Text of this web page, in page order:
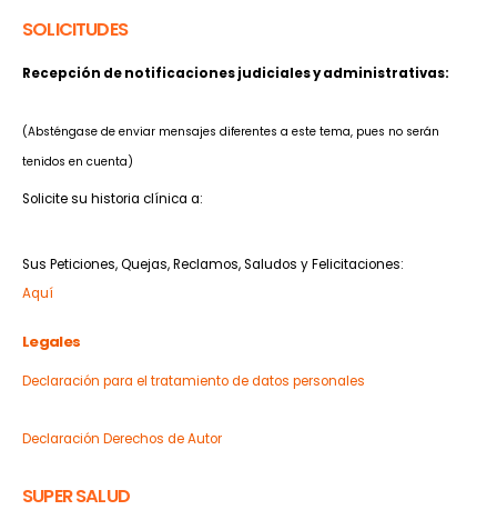
SOLICITUDES
Recepción de notificaciones judiciales y administrativas:
(Absténgase de enviar mensajes diferentes a este tema, pues no serán
tenidos en cuenta)
Solicite su historia clínica a:
Sus Peticiones, Quejas, Reclamos, Saludos y Felicitaciones:
Aquí
Legales
Declaración para el tratamiento de datos personales
Declaración Derechos de Autor
SUPER SALUD